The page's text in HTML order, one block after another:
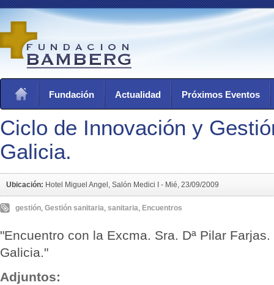
Fundación Actualidad Próximos Eventos
Ciclo de Innovación y
Galicia.
Ubicación: Hotel Miguel Angel, Salón Medici I - Mié, 23/09/2009
gestión, Gestión sanitaria, sanitaria, Encuentros
"Encuentro con la Excma. Sra. Dª Pilar
Galicia."
Adjuntos: